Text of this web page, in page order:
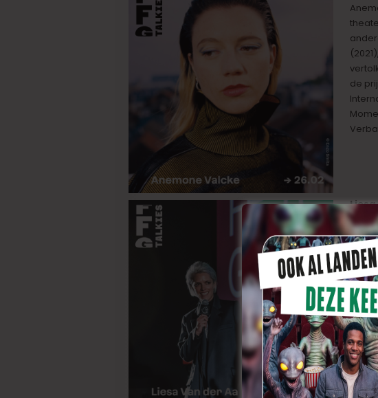
de
Liesa
voor
film